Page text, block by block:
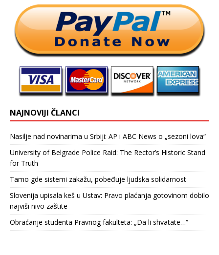
NAJNOVIJI ČLANCI
Nasilje nad novinarima u Srbiji: AP i ABC News o „sezoni lova“
University of Belgrade Police Raid: The Rector’s Historic Stand
for Truth
Tamo gde sistemi zakažu, pobeđuje ljudska solidarnost
Slovenija upisala keš u Ustav: Pravo plaćanja gotovinom dobilo
najviši nivo zaštite
Obraćanje studenta Pravnog fakulteta: „Da li shvatate…“